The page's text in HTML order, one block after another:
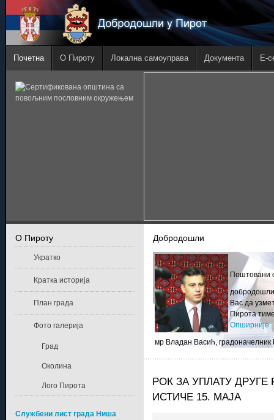
Почетна О Пироту Локална самоуправа Документа E-
Добродошли
Поштовани
Вас да
Пирота
Опширније
мр Владан Васић, градоначелник
РОК ЗА УПЛАТУ
ИСТИЧЕ 15. МАЈА
О Пироту
Укратко
Кратка историја
План града
Фото галерија
Град
Околина
Лого Пирота
Службени лист града Ниша